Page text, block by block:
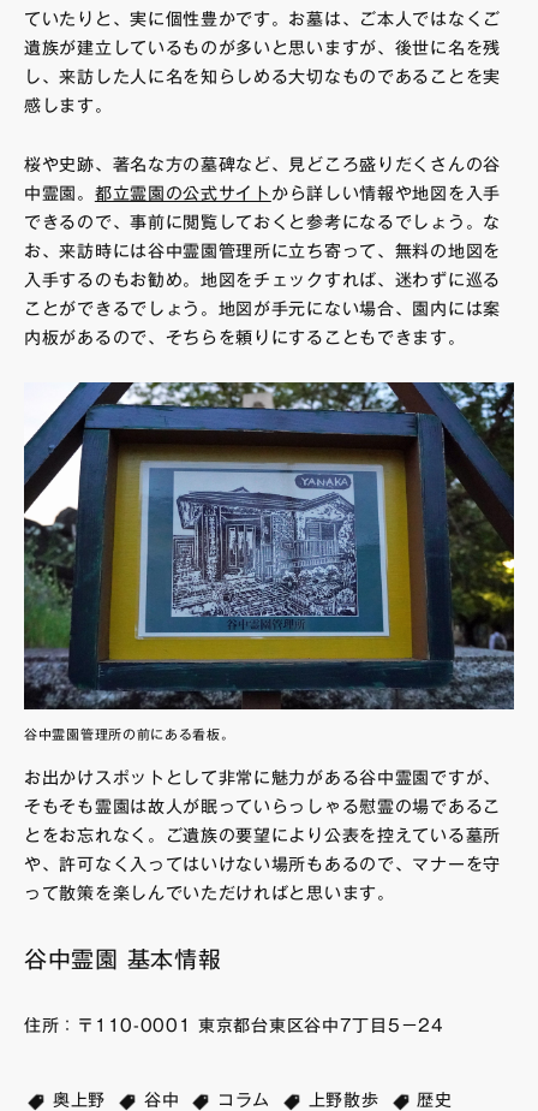
ていたりと、実に個性豊かです。お墓は、ご本人ではなくご
遺族が建立しているものが多いと思いますが、後世に名を残
し、来訪した人に名を知らしめる大切なものであることを実
感します。
桜や史跡、著名な方の墓碑など、見どころ盛りだくさんの谷
中霊園。 都立霊園の公式サイト から詳しい情報や地図を入手
できるので、事前に閲覧しておくと参考になるでしょう。な
お、来訪時には谷中霊園管理所に立ち寄って、無料の地図を
入手するのもお勧め。地図をチェックすれば、迷わずに巡る
ことができるでしょう。地図が手元にない場合、園内には案
内板があるので、そちらを頼りにすることもできます。
谷中霊園管理所の前にある看板。
お出かけスポットとして非常に魅力がある谷中霊園ですが、
そもそも霊園は故人が眠っていらっしゃる慰霊の場であるこ
とをお忘れなく。ご遺族の要望により公表を控えている墓所
や、許可なく入ってはいけない場所もあるので、マナーを守
って散策を楽しんでいただければと思います。
谷中霊園 基本情報
住所：〒110-0001 東京都台東区谷中7丁目5−24
奥上野 谷中 コラム 上野散歩 歴史